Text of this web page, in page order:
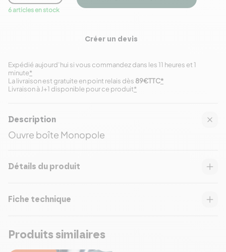
6 articles en stock
Créer un devis
Expédié aujourd’hui si vous commandez dans les 11 heures et 1
minute*
Livraison à J+1 disponible pour ce produit*
La livraison est gratuite en point relais dès 89€TTC*
Description
Ouvre boîte Monopole
Détails du produit
Fiche technique
Produits similaires